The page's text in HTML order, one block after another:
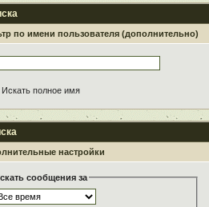
по имени пользователя (дополнительно)
Искать полное имя
настройки
сообщения за